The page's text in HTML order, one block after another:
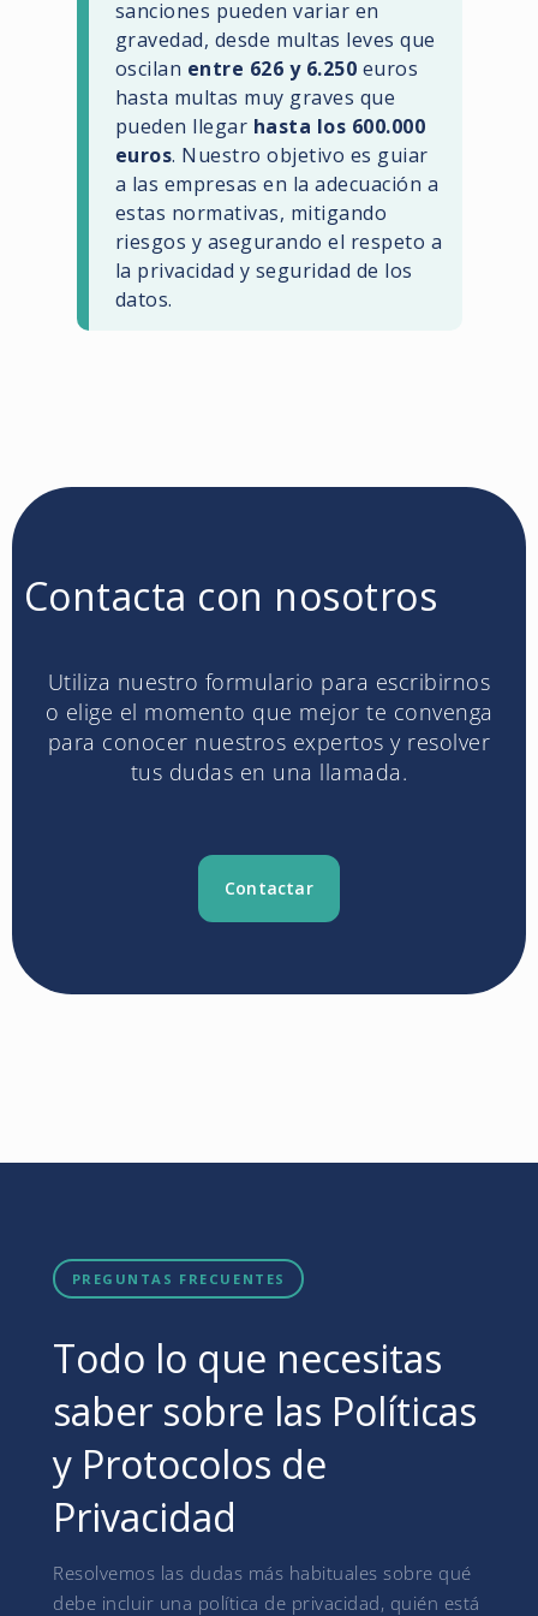
sanciones pueden variar en
gravedad, desde multas leves que
oscilan entre 626 y 6.250 euros
hasta multas muy graves que
pueden llegar hasta los 600.000
euros. Nuestro objetivo es guiar
a las empresas en la adecuación a
estas normativas, mitigando
riesgos y asegurando el respeto a
la privacidad y seguridad de los
datos.
Contacta con nosotros
Utiliza nuestro formulario para escribirnos
o elige el momento que mejor te convenga
para conocer nuestros expertos y resolver
tus dudas en una llamada.
Contactar
PREGUNTAS FRECUENTES
Todo lo que necesitas
saber sobre las Políticas
y Protocolos de
Privacidad
Resolvemos las dudas más habituales sobre qué
debe incluir una política de privacidad, quién está